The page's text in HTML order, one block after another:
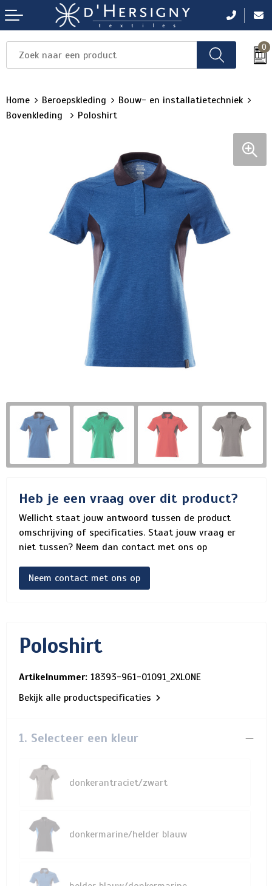
0
Home Beroepskleding
Bouw- en installatietechniek
Bovenkleding
Poloshirt
Heb je een vraag over dit product?
Wellicht staat jouw antwoord tussen de product
omschrijving of specificaties. Staat jouw vraag er
niet tussen? Neem dan contact met ons op
Neem contact met ons op
Poloshirt
Artikelnummer: 18393-961-01091_2XLONE
Bekijk alle productspecificaties
1. Selecteer een kleur
donkerantraciet/zwart
donkermarine/helder blauw